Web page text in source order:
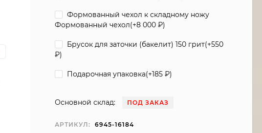
Формованный чехол к складному ножу
Формованный чехол(+8 000₽)
Брусок для заточки (бакелит) 150 грит(+550
₽)
Подарочная упаковка(+185₽)
Основной склад: ПОД ЗАКАЗ
АРТИКУЛ: 6945-16184